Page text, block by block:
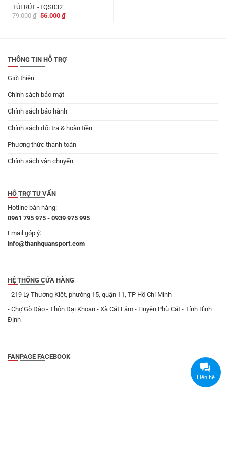
TÚI RÚT -TQS032
79.000₫ Giá
56.000 ₫Giá
hiện
THÔNG TIN HỖ TRỢ
Giới thiệu
Chính sách bảo mật
Chính sách bảo hành
Chính sách đổi trả & hoàn tiền
Phương thức thanh toán
Chính sách vận chuyển
HỖ TRỢ TƯ VẤN
Hotline bán hàng:
0961 795 975 - 0939 975 995
Email góp ý:
info@thanhquansport.com
HỆ THỐNG CỬA HÀNG
- 219 Lý Thường Kiệt, phường 15, quận 11, TP Hồ Chí Minh
- Chợ Gò Đào - Thôn Đại Khoan - Xã Cát Lâm - Huyện Phù Cát - Tỉnh Bình
Định
FANPAGE FACEBOOK
Liên hệ